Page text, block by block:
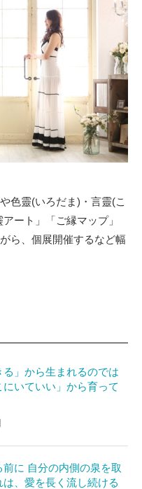
色靈(いろだま)・言靈(こ
ート」「ご縁マップ」
ら、個展開催するなど幅
る」から生まれるのでは
にいていい」から育って
に 自分の内側の泉を取
は、愛を長く流し続ける